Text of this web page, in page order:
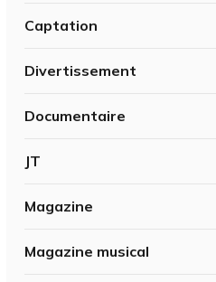
Captation
Divertissement
Documentaire
JT
Magazine
Magazine musical